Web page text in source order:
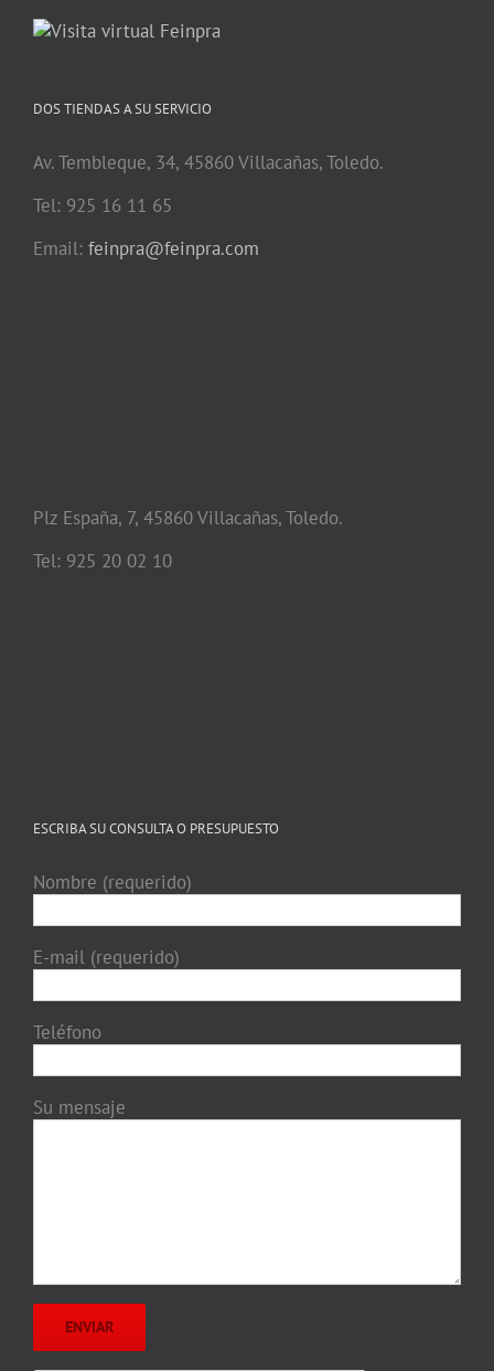
DOS TIENDAS A SU SERVICIO
Av. Tembleque, 34, 45860 Villacañas, Toledo.
Tel: 925 16 11 65
Email: feinpra@feinpra.com
Plz España, 7, 45860 Villacañas, Toledo.
Tel: 925 20 02 10
ESCRIBA SU CONSULTA O PRESUPUESTO
Nombre (requerido)
E-mail (requerido)
Teléfono
Su mensaje